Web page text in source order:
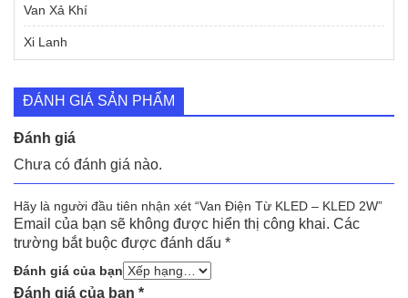
Van Xả Khí
Xi Lanh
ĐÁNH GIÁ SẢN PHẨM
Đánh giá
Chưa có đánh giá nào.
Hãy là người đầu tiên nhận xét “Van Điện Từ KLED – KLED 2W”
Email của bạn sẽ không được hiển thị công khai. Các
trường bắt buộc được đánh dấu *
Đánh giá của bạn
Đánh giá của bạn *